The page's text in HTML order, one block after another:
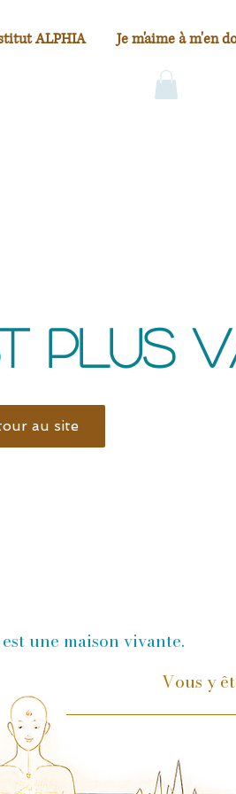
ALPHIA Je m'aime à m'en
plus
au site
une maison vivante.
Vous y